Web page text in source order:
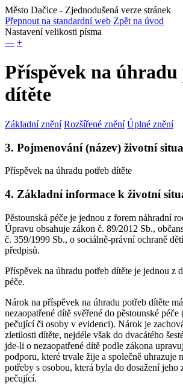
Město Dačice - Zjednodušená verze stránek
Přepnout na standardní web Zpět na úvod
Nastavení velikosti písma
— +
Příspěvek na
dítěte
Základní znění Rozšířené znění Úplné znění
3. Pojmenování (název) životní
Příspěvek na úhradu potřeb dítěte
4. Základní informace k životní
Pěstounská péče je jednou z forem náhradní
Úpravu obsahuje zákon č. 89/2012 Sb.,
č. 359/1999 Sb., o sociálně-právní ochraně
předpisů.
Příspěvek na úhradu potřeb dítěte je jednou z
péče.
Nárok na příspěvek na úhradu potřeb dítěte
nezaopatřené dítě svěřené do pěstounské péče
pečující či osoby v evidenci). Nárok je
zletilosti dítěte, nejdéle však do dvacátého
jde-li o nezaopatřené dítě podle zákona
podporu, které trvale žije a společně uhrazuje
potřeby s osobou, která byla do dosažení jeho
pečující.